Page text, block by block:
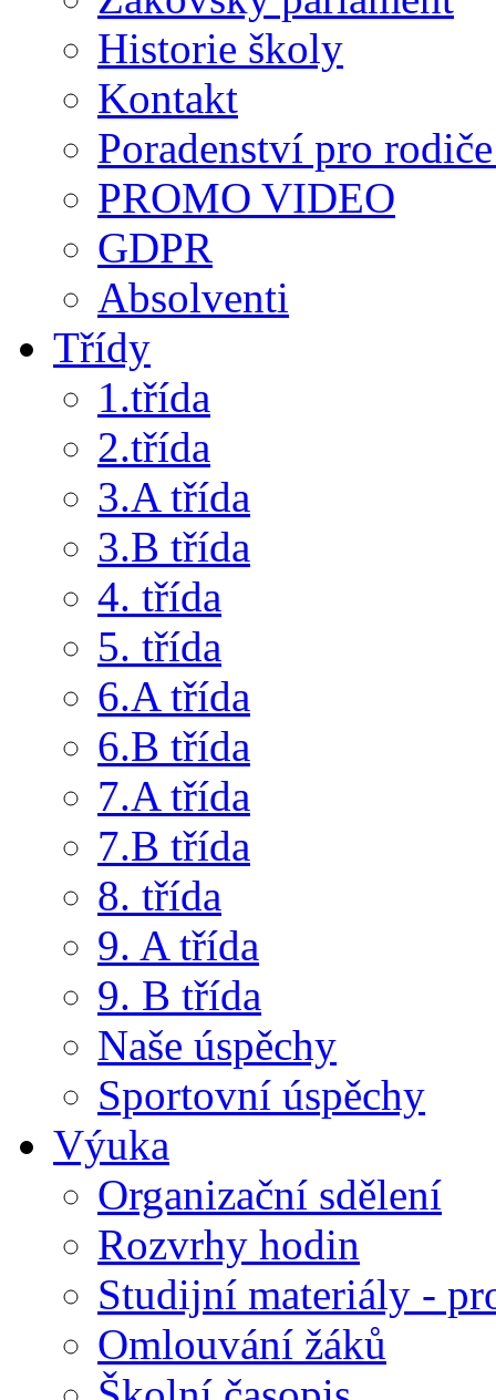
Historie školy
Kontakt
Poradenství pro
PROMO VIDEO
GDPR
Absolventi
Třídy
1.třída
2.třída
3.A třída
3.B třída
4. třída
5. třída
6.A třída
6.B třída
7.A třída
7.B třída
8. třída
9. A třída
9. B třída
Naše úspěchy
Sportovní úspěchy
Výuka
Organizační sdělení
Rozvrhy hodin
Studijní materiály -
Omlouvání žáků